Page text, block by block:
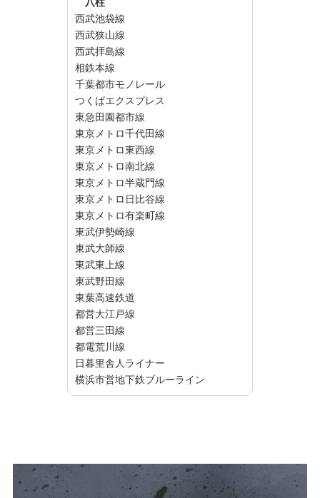
西武池袋線
西武狭山線
西武拝島線
相鉄本線
千葉都市モノレール
つくばエクスプレス
東急田園都市線
東京メトロ千代田線
東京メトロ東西線
東京メトロ南北線
東京メトロ半蔵門線
東京メトロ日比谷線
東京メトロ有楽町線
東武伊勢崎線
東武大師線
東武東上線
東武野田線
東葉高速鉄道
都営大江戸線
都営三田線
都電荒川線
日暮里舎人ライナー
横浜市営地下鉄ブルーライン